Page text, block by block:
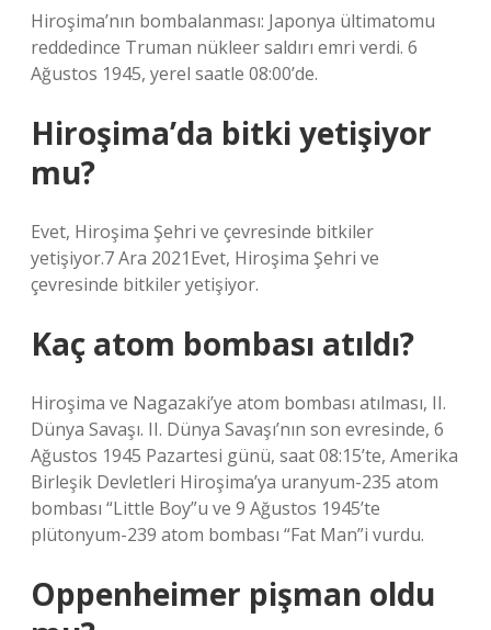
Hiroşima’nın bombalanması: Japonya ültimatomu
reddedince Truman nükleer saldırı emri verdi. 6
Ağustos 1945, yerel saatle 08:00’de.
Hiroşima’da bitki yetişiyor
mu?
Evet, Hiroşima Şehri ve çevresinde bitkiler
yetişiyor.7 Ara 2021Evet, Hiroşima Şehri ve
çevresinde bitkiler yetişiyor.
Kaç atom bombası atıldı?
Hiroşima ve Nagazaki’ye atom bombası atılması, II.
Dünya Savaşı. II. Dünya Savaşı’nın son evresinde, 6
Ağustos 1945 Pazartesi günü, saat 08:15’te, Amerika
Birleşik Devletleri Hiroşima’ya uranyum-235 atom
bombası “Little Boy”u ve 9 Ağustos 1945’te
plütonyum-239 atom bombası “Fat Man”i vurdu.
Oppenheimer pişman oldu